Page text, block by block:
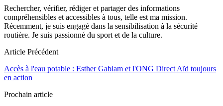
Rechercher, vérifier, rédiger et partager des informations
compréhensibles et accessibles à tous, telle est ma mission.
Récemment, je suis engagé dans la sensibilisation à la sécurité
routière. Je suis passionné du sport et de la culture.
Article Précédent
Accès à l'eau potable : Esther Gabiam et l'ONG Direct Aïd toujours
en action
Prochain article